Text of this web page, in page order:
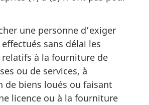
une personne d’exiger
sans délai les
à la fourniture de
ou de services, à
de biens loués ou faisant
licence ou à la fourniture